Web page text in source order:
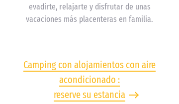
evadirte, relajarte y disfrutar de unas
vacaciones más placenteras en familia.
Camping con alojamientos con aire
acondicionado :
reserve su estancia